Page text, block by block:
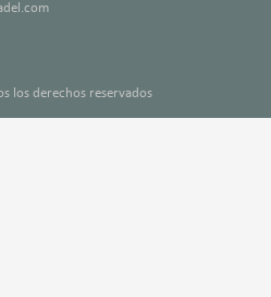
los derechos reservados